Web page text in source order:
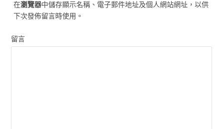
在瀏覽器中儲存顯示名稱、電子郵件地址及個人網站網址，以供
下次發佈留言時使用。
留言